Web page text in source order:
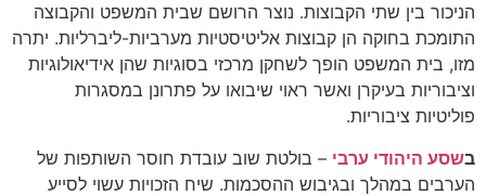
הניכור בין שתי הקבוצות. נוצר הרושם שבית המשפט והקבוצה
התומכת בחוקה הן קבוצות אליטיסטיות מערביות-ליברליות. יתרה
מזו, בית המשפט הופך לשחקן מרכזי בסוגיות שהן אידיאולוגיות
וציבוריות בעיקרן ואשר ראוי שיבואו על פתרונן במסגרות
פוליטיות ציבוריות.
בשסע היהודי ערבי – בולטת שוב עובדת חוסר השותפות של
הערבים במהלך ובגיבוש ההסכמות. שיח הזכויות עשוי לסייע